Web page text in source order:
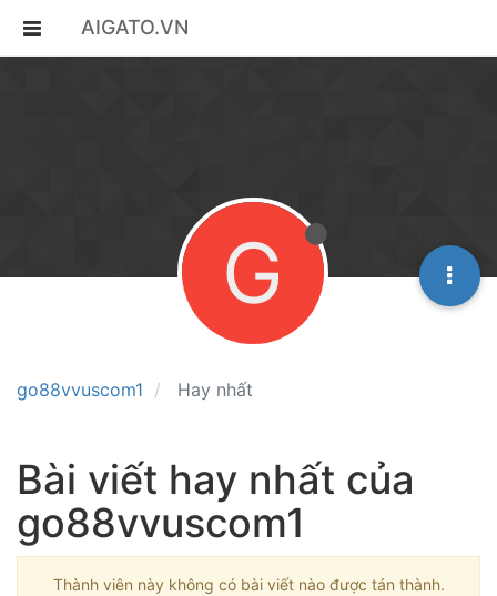
AIGATO.VN
go88vvuscom1 Hay nhất
G
Bài viết hay nhất của
go88vvuscom1
Thành viên này không có bài viết nào được tán thành.